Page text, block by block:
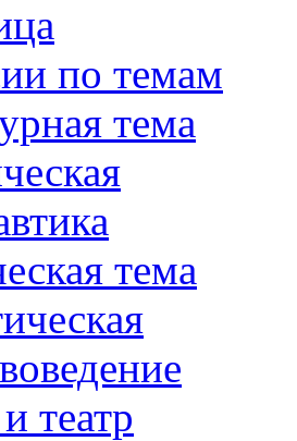
по темам
тема
тема
театр